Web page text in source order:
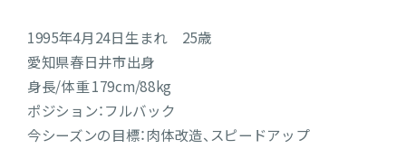
1995年4月24日生まれ 25歳
愛知県春日井市出身
身長/体重 179cm/88kg
ポジション：フルバック
今シーズンの目標：肉体改造、スピードアップ